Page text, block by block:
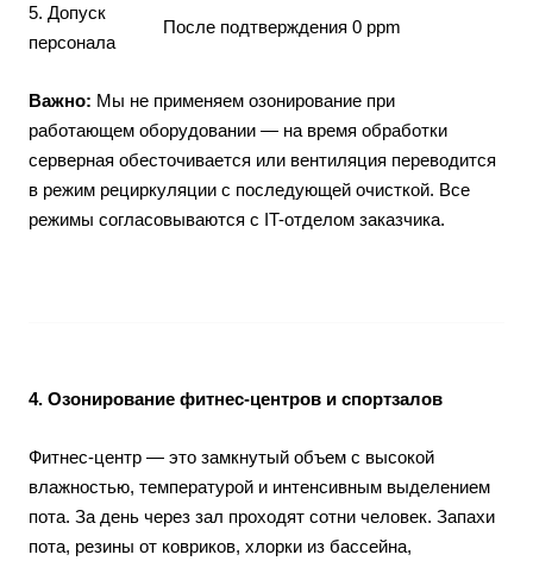
5. Допуск
персонала
После подтверждения 0 ppm
Важно: Мы не применяем озонирование при
работающем оборудовании — на время обработки
серверная обесточивается или вентиляция переводится
в режим рециркуляции с последующей очисткой. Все
режимы согласовываются с IT-отделом заказчика.
4. Озонирование фитнес-центров и спортзалов
Фитнес-центр — это замкнутый объем с высокой
влажностью, температурой и интенсивным выделением
пота. За день через зал проходят сотни человек. Запахи
пота, резины от ковриков, хлорки из бассейна,